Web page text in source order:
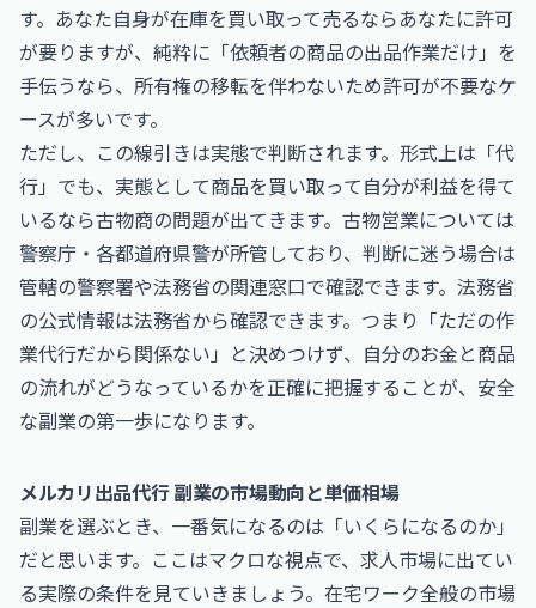
す。あなた自身が在庫を買い取って売るならあなたに許可
が要りますが、純粋に「依頼者の商品の出品作業だけ」を
手伝うなら、所有権の移転を伴わないため許可が不要なケ
ースが多いです。
ただし、この線引きは実態で判断されます。形式上は「代
行」でも、実態として商品を買い取って自分が利益を得て
いるなら古物商の問題が出てきます。古物営業については
警察庁・各都道府県警が所管しており、判断に迷う場合は
管轄の警察署や法務省の関連窓口で確認できます。法務省
の公式情報は法務省から確認できます。つまり「ただの作
業代行だから関係ない」と決めつけず、自分のお金と商品
の流れがどうなっているかを正確に把握することが、安全
な副業の第一歩になります。
メルカリ出品代行 副業の市場動向と単価相場
副業を選ぶとき、一番気になるのは「いくらになるのか」
だと思います。ここはマクロな視点で、求人市場に出てい
る実際の条件を見ていきましょう。在宅ワーク全般の市場